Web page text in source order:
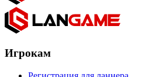
Игрокам